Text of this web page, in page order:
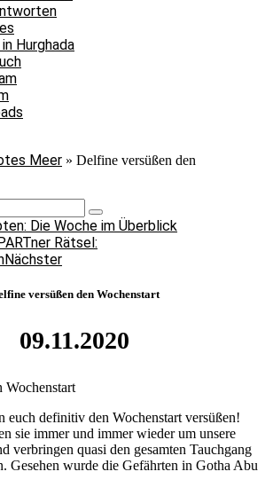
Hurghada
Meer » Delfine versüßen den
Die Woche im Überblick
Rätsel:
Nächster
versüßen den Wochenstart
09.11.2020
Wochenstart
euch definitiv den Wochenstart versüßen!
sie immer und immer wieder um unsere
verbringen quasi den gesamten Tauchgang
Gesehen wurde die Gefährten in Gotha Abu